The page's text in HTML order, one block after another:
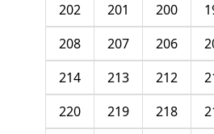
200
201
202
206
207
208
212
213
214
218
219
220